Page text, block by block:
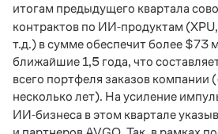
итогам предыдущего квартала
контрактов по ИИ‑продуктам
т.д.) в сумме обеспечит более $73
ближайшие 1,5 года, что
всего портфеля заказов компании
несколько лет). На усиление
ИИ‑бизнеса в этом квартале